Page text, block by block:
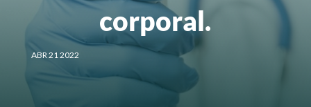
corporal.
ABR 21 2022